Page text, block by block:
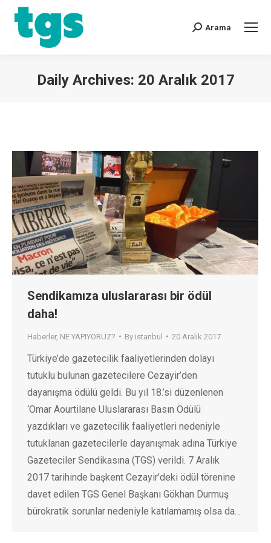
Arama
Daily Archives: 20 Aralık 2017
Sendikamıza uluslararası bir ödül
daha!
Haberler, NE YAPIYORUZ? By istanbul 20 Aralık 2017
Türkiye’de gazetecilik faaliyetlerinden dolayı
tutuklu bulunan gazetecilere Cezayir’den
dayanışma ödülü geldi. Bu yıl 18.’si düzenlenen
‘Omar Aourtilane Uluslararası Basın Ödülü
yazdıkları ve gazetecilik faaliyetleri nedeniyle
tutuklanan gazetecilerle dayanışmak adına Türkiye
Gazeteciler Sendikasına (TGS) verildi. 7 Aralık
2017 tarihinde başkent Cezayir’deki ödül törenine
davet edilen TGS Genel Başkanı Gökhan Durmuş
bürokratik sorunlar nedeniyle katılamamış olsa da…